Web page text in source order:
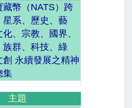
藏幣（NATS）跨
星系、歷史、藝
、宗教、國界、
族群、科技、綠
創 永續發展之精神
集
主題